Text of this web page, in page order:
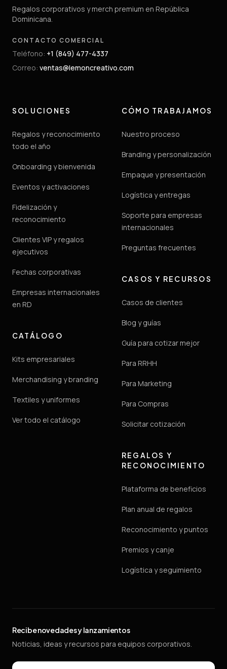
Regalos corporativos y merch premium en República
Dominicana.
CONTACTO COMERCIAL
Teléfono: +1 (849) 477-4337
Correo: ventas@lemoncreativo.com
SOLUCIONES
Regalos y reconocimiento
todo el año
Onboarding y bienvenida
Eventos y activaciones
Fidelización y
reconocimiento
Clientes VIP y regalos
ejecutivos
Fechas corporativas
Empresas internacionales
en RD
CATÁLOGO
Kits empresariales
Merchandising y branding
Textiles y uniformes
Ver todo el catálogo
CÓMO TRABAJAMOS
Nuestro proceso
Branding y personalización
Empaque y presentación
Logística y entregas
Soporte para empresas
internacionales
Preguntas frecuentes
CASOS Y RECURSOS
Casos de clientes
Blog y guías
Guía para cotizar mejor
Para RRHH
Para Marketing
Para Compras
Solicitar cotización
REGALOS Y
RECONOCIMIENTO
Plataforma de beneficios
Plan anual de regalos
Reconocimiento y puntos
Premios y canje
Logística y seguimiento
Recibe novedades y lanzamientos
Noticias, ideas y recursos para equipos corporativos.
Email